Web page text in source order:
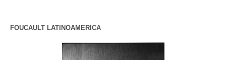
FOUCAULT LATINOAMERICA